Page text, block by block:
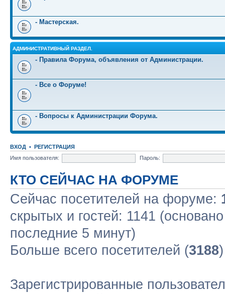
- Мастерская.
АДМИНИСТРАТИВНЫЙ РАЗДЕЛ.
- Правила Форума, объявления от Администрации.
- Все о Форуме!
- Вопросы к Администрации Форума.
ВХОД • РЕГИСТРАЦИЯ
Имя пользователя:
Пароль:
КТО СЕЙЧАС НА ФОРУМЕ
Сейчас посетителей на форуме:
скрытых и гостей: 1141
последние 5 минут)
Больше всего посетителей (3188
Зарегистрированные